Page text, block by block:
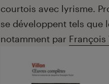
courtois avec lyrisme.
se développent tels que
notamment par François